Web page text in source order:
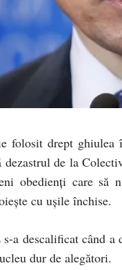
folosit drept ghiulea
dezastrul de la
obedienți care să
cu ușile închise.
a descalificat când
dur de alegători.